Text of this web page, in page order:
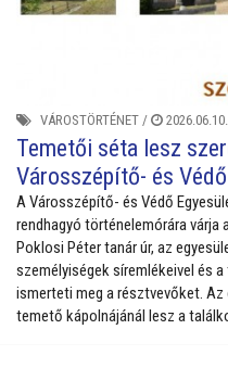
VÁROSTÖRTÉNET /
Temetői séta lesz
Városszépítő- és
A Városszépítő- és Védő
rendhagyó történelemórára
Poklosi Péter tanár úr, az
személyiségek síremlékeivel és
ismerteti meg a résztvevőket.
temető kápolnájánál lesz a